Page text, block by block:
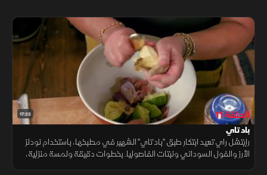
17:22 الحلقة 11
باد تاي
رايتشل راي تعيد ابتكار طبق "باد تاي" الشهير في مطبخها، باستخدام نودلز
الأرز والفول السوداني ونبتات الفاصوليا. بخطوات دقيقة ولمسة منزلية،